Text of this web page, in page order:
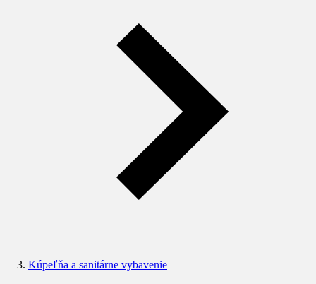
Kúpeľňa a sanitárne vybavenie